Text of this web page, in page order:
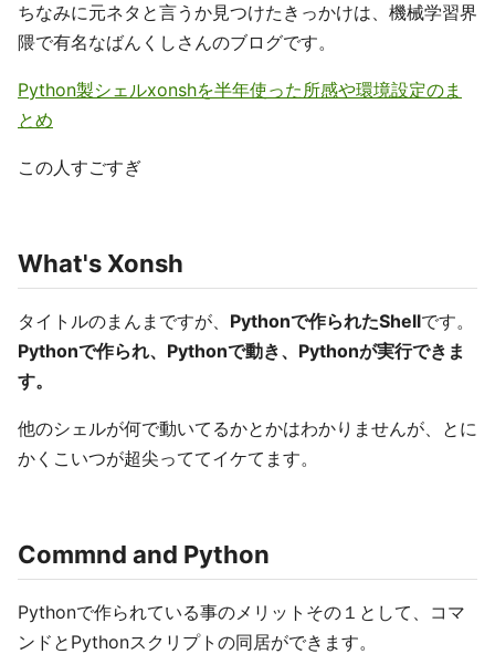
ちなみに元ネタと言うか見つけたきっかけは、機械学習界
隈で有名なばんくしさんのブログです。
Python製シェルxonshを半年使った所感や環境設定のま
とめ
この人すごすぎ
What's Xonsh
タイトルのまんまですが、 Pythonで作られたShellです。
Pythonで作られ、Pythonで動き、Pythonが実行できま
す。
他のシェルが何で動いてるかとかはわかりませんが、とに
かくこいつが超尖っててイケてます。
Commnd and Python
Pythonで作られている事のメリットその１として、コマ
ンドとPythonスクリプトの同居ができます。